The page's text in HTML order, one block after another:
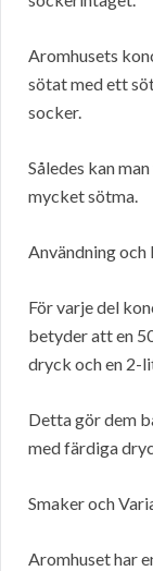
Aromhusets
sötat med ett
socker.
Således kan
mycket sötma.
Användning och
För varje del
betyder att en
dryck och en 2-
Detta gör dem
med färdiga
Smaker och
Aromhuset har